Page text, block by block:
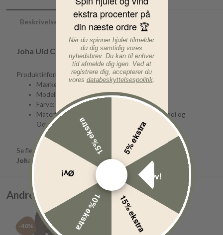
Beskrivelse
Joha Uld Cardigan
Produktinformation:
Mærke: Joha
Model: Cardigan i uld
Farve: sort
Materiale: 100% merino uld - Pure merino wool og
OekoTex100 certificeret
Se flere lignende produkter her:
Joha cardigan
Joha bluse Joha Bluser
Andre ideer
-40%
ekstra procenter på
din næste ordre 🏆
Når du spinner hjulet tilmelder
du dig samtidig vores
nyhedsbrev. Du kan til enhver
tid afmelde dig igen. Ved at
registrere dig, accepterer du
vores databeskyttelsespolitik.
5% ekstra
Øv!
15% ekstra
10% ekstra
Øv!
15% ekstra